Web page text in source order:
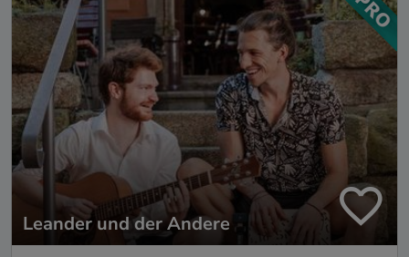
Leander und der Andere